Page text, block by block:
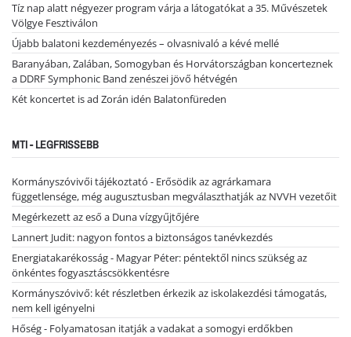
Tíz nap alatt négyezer program várja a látogatókat a 35. Művészetek
Völgye Fesztiválon
Újabb balatoni kezdeményezés – olvasnivaló a kévé mellé
Baranyában, Zalában, Somogyban és Horvátországban koncerteznek
a DDRF Symphonic Band zenészei jövő hétvégén
Két koncertet is ad Zorán idén Balatonfüreden
MTI - LEGFRISSEBB
Kormányszóvivői tájékoztató - Erősödik az agrárkamara
függetlensége, még augusztusban megválaszthatják az NVVH vezetőit
Megérkezett az eső a Duna vízgyűjtőjére
Lannert Judit: nagyon fontos a biztonságos tanévkezdés
Energiatakarékosság - Magyar Péter: péntektől nincs szükség az
önkéntes fogyasztáscsökkentésre
Kormányszóvivő: két részletben érkezik az iskolakezdési támogatás,
nem kell igényelni
Hőség - Folyamatosan itatják a vadakat a somogyi erdőkben